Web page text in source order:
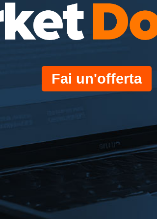
Fai un'offerta